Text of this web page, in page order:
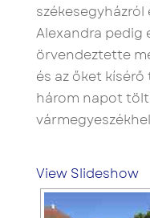
székesegyházról
Alexandra pedig
örvendeztette
és az őket
három napot
View Slideshow